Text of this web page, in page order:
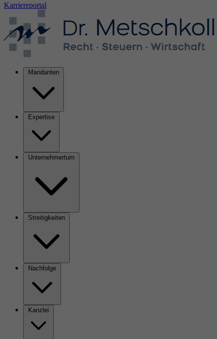
Karriereportal
Mandanten
Expertise
Unternehmertum
Streitigkeiten
Nachfolge
Kanzlei